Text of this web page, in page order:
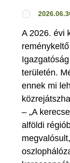
A 2026. évi
területén.
ennek mi
– „A
alföldi